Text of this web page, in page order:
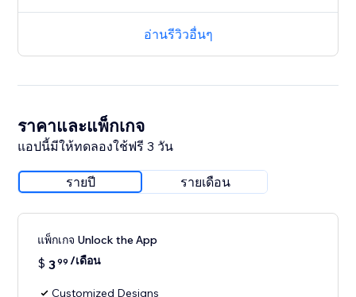
อ่านรีวิวอื่นๆ
ราคาและแพ็กเกจ
แอปนี้มีให้ทดลองใช้ฟรี 3 วัน
รายปี รายเดือน
แพ็กเกจ Unlock the App
$ 399 /เดือน
Customized Designs